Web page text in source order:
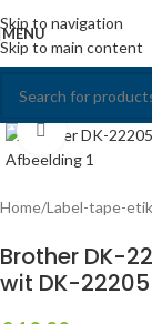
Skip to navigation
Skip to main content
MENU
Click to
Home/Label-tape-
Brother DK-
wit DK-22205